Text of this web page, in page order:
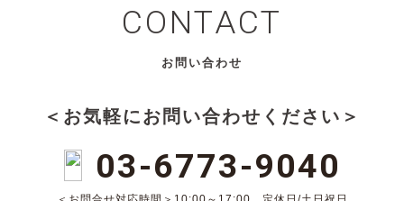
CONTACT
お問い合わせ
＜お気軽にお問い合わせください＞
03-6773-9040